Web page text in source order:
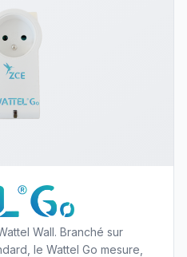
Wall. Branché sur
le Wattel Go mesure,